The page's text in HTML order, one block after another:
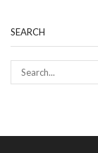
SEARCH